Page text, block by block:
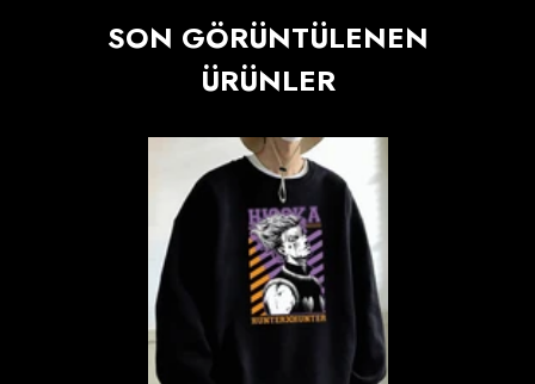
SON GÖRÜNTÜLENEN
ÜRÜNLER